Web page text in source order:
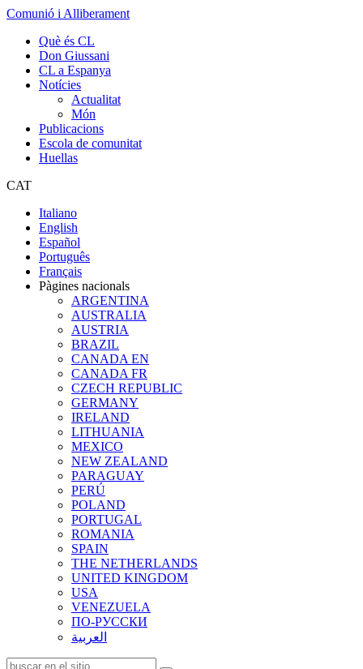
Comunió i Alliberament
Què és CL
Don Giussani
CL a Espanya
Notícies
Actualitat
Món
Publicacions
Escola de comunitat
Huellas
CAT
Italiano
English
Español
Português
Français
Pàgines nacionals
ARGENTINA
AUSTRALIA
AUSTRIA
BRAZIL
CANADA EN
CANADA FR
CZECH REPUBLIC
GERMANY
IRELAND
LITHUANIA
MEXICO
NEW ZEALAND
PARAGUAY
PERÚ
POLAND
PORTUGAL
ROMANIA
SPAIN
THE NETHERLANDS
UNITED KINGDOM
USA
VENEZUELA
ПО-РУССКИ
العربية